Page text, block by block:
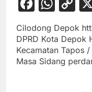
Cilodong Depok
DPRD Kota Depok
Kecamatan Tapos
Masa Sidang